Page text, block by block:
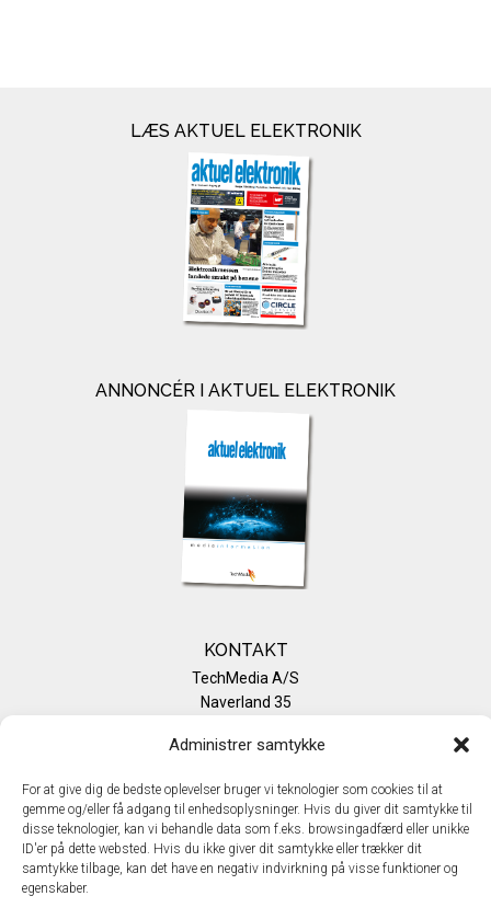
Administrer samtykke
For at give dig de bedste oplevelser bruger vi teknologier som cookies til at
gemme og/eller få adgang til enhedsoplysninger. Hvis du giver dit samtykke til
disse teknologier, kan vi behandle data som f.eks. browsingadfærd eller unikke
ID'er på dette websted. Hvis du ikke giver dit samtykke eller trækker dit
samtykke tilbage, kan det have en negativ indvirkning på visse funktioner og
egenskaber.
LÆS AKTUEL ELEKTRONIK
ANNONCÉR I AKTUEL ELEKTRONIK
KONTAKT
TechMedia A/S
Naverland 35
www.techmedia.dk
E-mail:info@techmedia.dk
Privatlivspolitik
Cookiepolitik